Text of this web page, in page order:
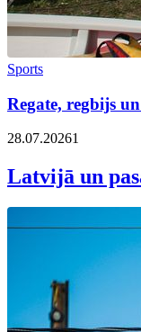
Sports
Regate, regbijs
28.07.20261
Latvijā un